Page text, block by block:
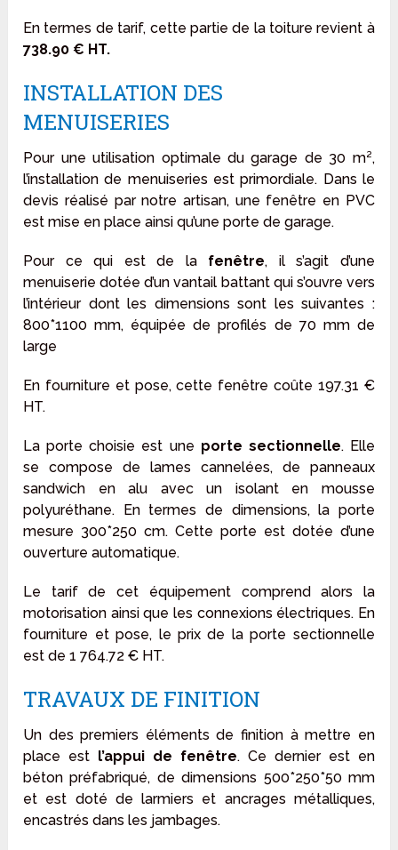
En termes de tarif, cette partie de la toiture revient à
738.90 € HT.
INSTALLATION DES
MENUISERIES
Pour une utilisation optimale du garage de 30 m²,
l’installation de menuiseries est primordiale. Dans le
devis réalisé par notre artisan, une fenêtre en PVC
est mise en place ainsi qu’une porte de garage.
Pour ce qui est de la fenêtre, il s’agit d’une
menuiserie dotée d’un vantail battant qui s’ouvre vers
l’intérieur dont les dimensions sont les suivantes :
800*1100 mm, équipée de profilés de 70 mm de
large
En fourniture et pose, cette fenêtre coûte 197.31 €
HT.
La porte choisie est une porte sectionnelle. Elle
se compose de lames cannelées, de panneaux
sandwich en alu avec un isolant en mousse
polyuréthane. En termes de dimensions, la porte
mesure 300*250 cm. Cette porte est dotée d’une
ouverture automatique.
Le tarif de cet équipement comprend alors la
motorisation ainsi que les connexions électriques. En
fourniture et pose, le prix de la porte sectionnelle
est de 1 764.72 € HT.
TRAVAUX DE FINITION
Un des premiers éléments de finition à mettre en
place est l’appui de fenêtre. Ce dernier est en
béton préfabriqué, de dimensions 500*250*50 mm
et est doté de larmiers et ancrages métalliques,
encastrés dans les jambages.